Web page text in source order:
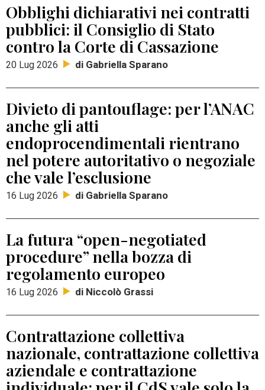
Obblighi dichiarativi nei contratti
pubblici: il Consiglio di Stato
contro la Corte di Cassazione
20 Lug 2026 di Gabriella Sparano
Divieto di pantouflage: per l’ANAC
anche gli atti
endoprocendimentali rientrano
nel potere autoritativo o negoziale
che vale l’esclusione
16 Lug 2026 di Gabriella Sparano
La futura “open-negotiated
procedure” nella bozza di
regolamento europeo
16 Lug 2026 di Niccolò Grassi
Contrattazione collettiva
nazionale, contrattazione collettiva
aziendale e contrattazione